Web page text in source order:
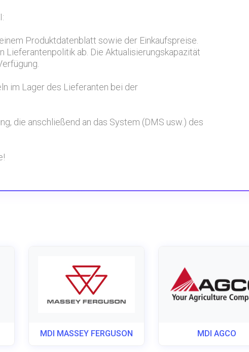
Produktdatenblatt sowie der Einkaufspreise.
Lieferantenpolitik ab. Die Aktualisierungskapazität
im Lager des Lieferanten bei der
die anschließend an das System (DMS usw.) des
MDI MASSEY FERGUSON MDI AGCO